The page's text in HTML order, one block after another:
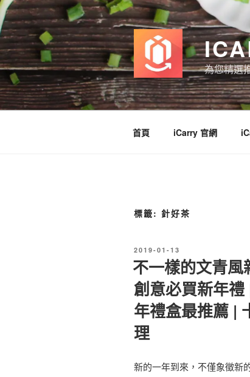
跳
至
主
要
內
容
為您精選
首頁 iCarry 官網
標籤: 針好茶
發
佈
於
2019-01-13
不一樣的文青風
創意必買新年
年禮盒最推薦 |
理
新的一年到來，不僅象徵新